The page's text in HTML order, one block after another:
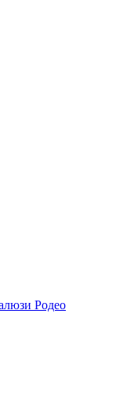
Родео